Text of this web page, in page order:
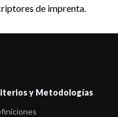
de imprenta.
y Metodologías